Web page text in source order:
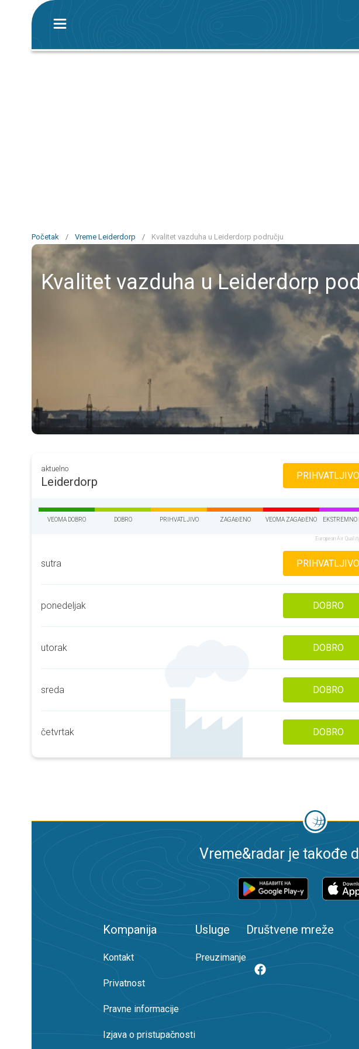
Početak / Vreme Leiderdorp / Kvalitet vazduha u Leiderdorp području
Kvalitet vazduha u Leiderdorp
aktuelno
Leiderdorp PRIHVATLJIVO
VEOMA DOBRO DOBRO PRIHVATLJIVO ZAGAĐENO VEOMA ZAGAĐENO EKSTREMNO
European Air
sutra PRIHVATLJIVO
ponedeljak DOBRO
utorak DOBRO
sreda DOBRO
četvrtak DOBRO
Vreme&radar je takođe
Kompanija
Kontakt
Privatnost
Pravne informacije
Izjava o pristupačnosti
Usluge
Preuzimanje
Društvene mreže